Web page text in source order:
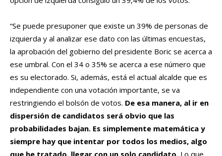
“Se puede presuponer que existe un 39% de personas de
izquierda y al analizar ese dato con las últimas encuestas,
la aprobación del gobierno del presidente Boric se acerca a
ese umbral. Con el 34 o 35% se acerca a ese número que
es su electorado. Si, además, está el actual alcalde que es
independiente con una votación importante, se va
restringiendo el bolsón de votos. De esa manera, al ir en
dispersión de candidatos será obvio que las
probabilidades bajan. Es simplemente matemática y
siempre hay que intentar por todos los medios, algo